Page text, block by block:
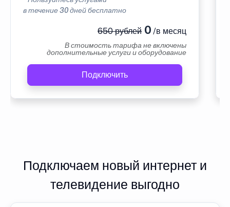
в течение 30 дней бесплатно
650 рублей0 /в месяц
В стоимость тарифа не включены
дополнительные услуги и оборудование
Подключить
Подключаем новый интернет и
телевидение выгодно